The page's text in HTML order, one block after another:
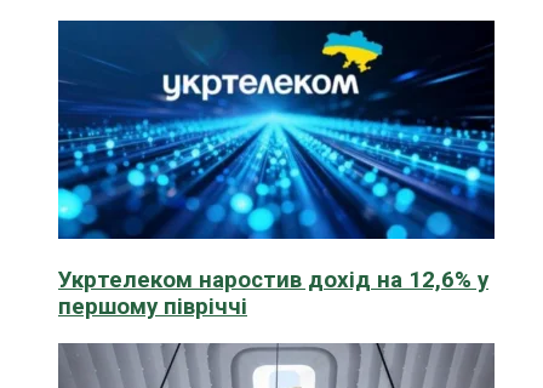
Укртелеком наростив дохід на 12,6% у
першому півріччі